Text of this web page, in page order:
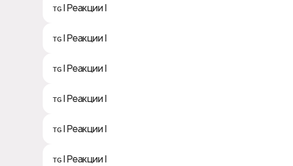
ᴛɢ | Реакции | ☃
ᴛɢ | Реакции | 🎄
ᴛɢ | Реакции | 👩‍💻
ᴛɢ | Реакции | 🧑‍💻
ᴛɢ | Реакции | 💅
ᴛɢ | Реакции | 💊